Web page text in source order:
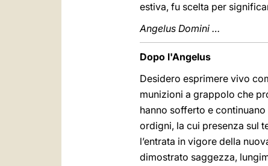
estiva, fu scelta per
Angelus Domini …
Dopo l'Angelus
Desidero esprimere vivo
munizioni a grappolo che
hanno sofferto e
ordigni, la cui presenza sul
l’entrata in vigore della
dimostrato saggezza,